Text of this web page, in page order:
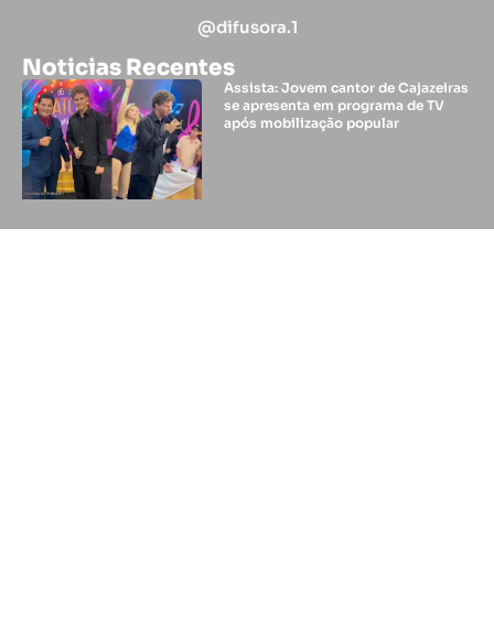
@difusora.1
Noticias Recentes
Assista: Jovem cantor de Cajazeiras
se apresenta em programa de TV
após mobilização popular